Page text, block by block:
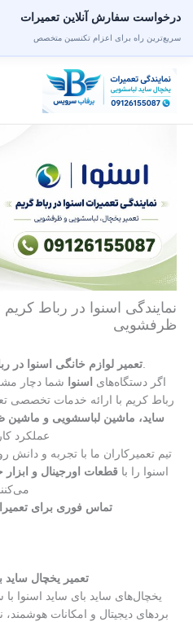
محتوا
نمایندگی اسنوا در رباط
ظرفشویی
تعمیر لوازم خانگی اسنوا
اگر دستگاه‌های
اسنوا شما دچار
رباط کریم با ارائه خدمات تخصصی
ساید، ماشین لباسشویی و
عملکرد
تیم تعمیرکاران ما با تجربه و
اسنوا را با قطعات اورجینال و
تماس فوری برای
تعمیر یخچال ساید
یخچال‌های ساید بای ساید اسنوا
بردهای دیجیتال و امکانات
درخواست سفارش آنلاین تعمیرات
سریع‌ترین راه برای اعزام تکنسین متخصص